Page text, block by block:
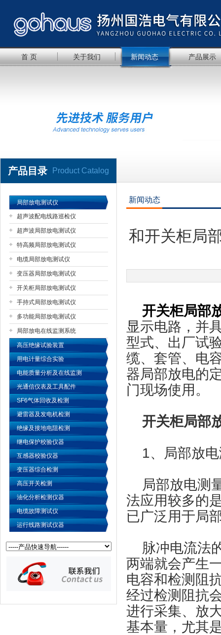
扬州国浩电气有限公司
首 页 关于我们 新闻动态 产品展示
产品目录 Product Catalog
局部放电测试仪
超声波配电线路巡检仪
超声波局部放电测试仪
特高频局部放电测试仪
电缆局部放电测试仪
变压器局部放电测试仪
开关柜局部放电测试仪
手持式局部放电测试仪
多功能局部放电测试仪
局部放电在线监测系统
高压绝缘试验装置
用电计量综合实验
电能质量分析及在线监测
光通信仪表及工具配件
SF6气体回收及检测
避雷器及发电机检测
绝缘及接地电阻检测
继电保护校验仪器
互感器校验仪器
变压器综合检测
高压开关检测
油化分析检测仪器
电缆故障测试仪
运行线路测试仪器
新闻动态
和开关柜局
开关柜局部
显示电路，并
型式、出厂试
缆、套管、电
器局部放电的
门现场使用。
开关柜局部
1、局部放电
局部放电测
法应用较多的
已广泛用于局
脉冲电流法
两端就会产生
电容和检测阻
经过检测阻抗
进行采集、放
基本量，尤其